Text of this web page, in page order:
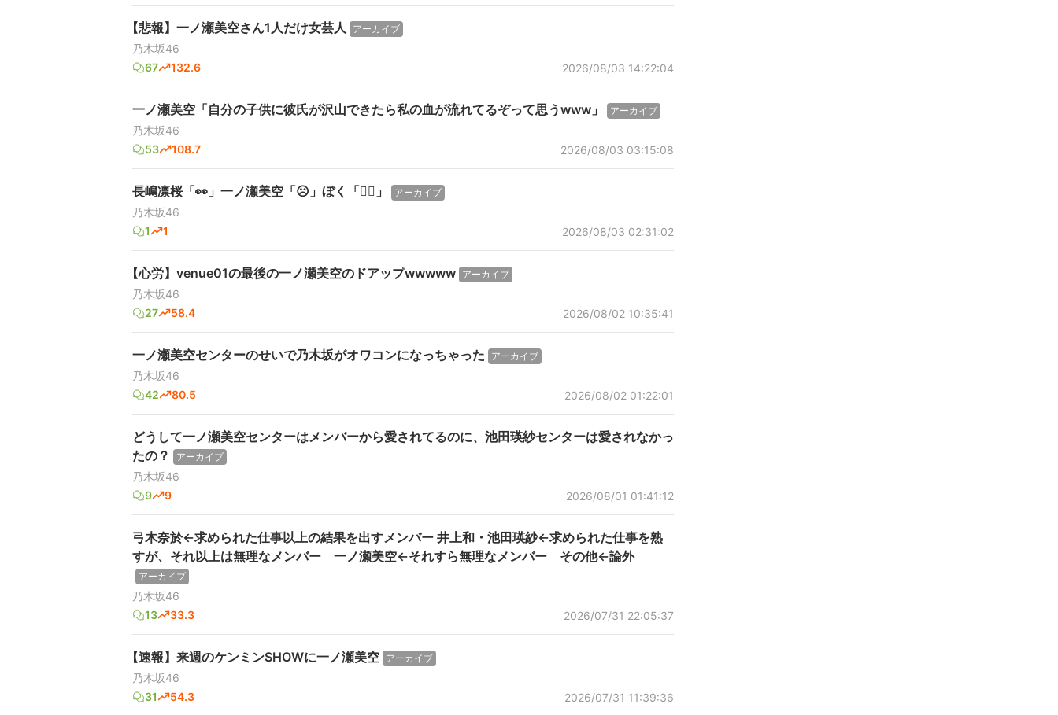
【悲報】一ノ瀬美空さん1人だけ女芸人 アーカイブ
乃木坂46
67
132.6 2026/08/03 14:22:04
一ノ瀬美空「自分の子供に彼氏が沢山できたら私の血が流れてるぞって思うwww」 アーカイブ
乃木坂46
53
108.7 2026/08/03 03:15:08
長嶋凛桜「👀」一ノ瀬美空「☹️」ぼく「😮‍💨」 アーカイブ
乃木坂46
1
1 2026/08/03 02:31:02
【心労】venue01の最後の一ノ瀬美空のドアップwwwww アーカイブ
乃木坂46
27
58.4 2026/08/02 10:35:41
一ノ瀬美空センターのせいで乃木坂がオワコンになっちゃった アーカイブ
乃木坂46
42
80.5 2026/08/02 01:22:01
どうして一ノ瀬美空センターはメンバーから愛されてるのに、池田瑛紗センターは愛されなかっ
たの？
アーカイブ
乃木坂46
9
9 2026/08/01 01:41:12
弓木奈於←求められた仕事以上の結果を出すメンバー 井上和・池田瑛紗←求められた仕事を熟
すが、それ以上は無理なメンバー 一ノ瀬美空←それすら無理なメンバー その他←論外
アーカイブ
乃木坂46
13
33.3 2026/07/31 22:05:37
【速報】来週のケンミンSHOWに一ノ瀬美空 アーカイブ
乃木坂46
31
54.3 2026/07/31 11:39:36